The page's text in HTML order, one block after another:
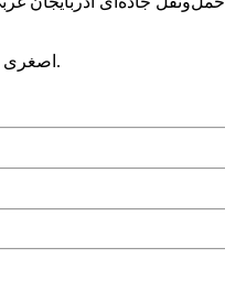
اصغری با اشاره به تأمین منابع مالی این طرح‌ها گفت: میزان اعتبار هزینه‌شده برای اجرای این پروژه‌ها هزار میلیارد تومان بوده است.